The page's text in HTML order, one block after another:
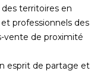
territoires en
professionnels des
vente de proximité
esprit de partage et